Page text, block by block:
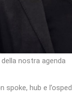
nostra agenda
hub e